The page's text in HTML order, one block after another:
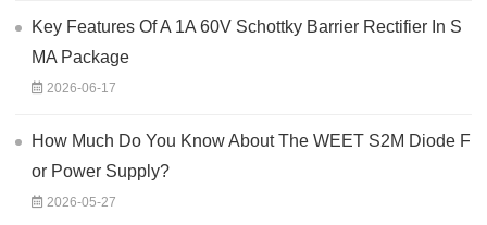
Key Features Of A 1A 60V Schottky Barrier Rectifier In S
MA Package
2026-06-17
How Much Do You Know About The WEET S2M Diode F
or Power Supply?
2026-05-27